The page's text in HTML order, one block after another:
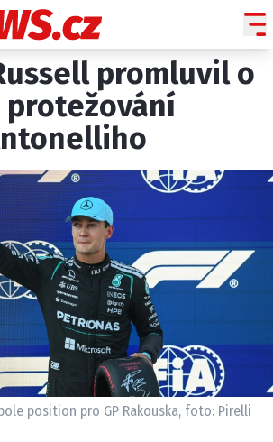
NOVINKY
GRAND PRIX
PADDOCK LINE
HISTORIE GP
PROFILY JEZDCŮ
PROFILY TÝMŮ
ROZHOVORY
OSTATNÍ
NÁS NA |
ETICKÝ KODEX
promluvil o
protežování
position pro GP Rakouska, foto: Pirelli